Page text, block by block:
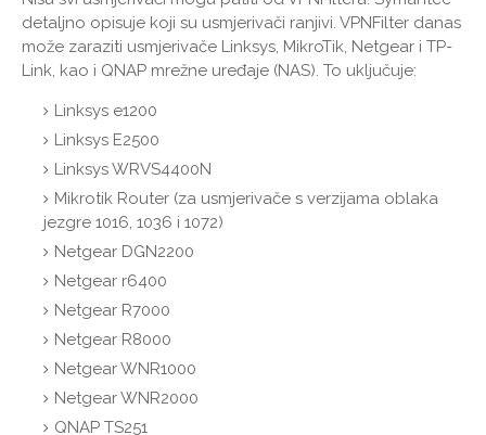
detaljno opisuje koji su usmjerivači ranjivi. VPNFilter danas
može zaraziti usmjerivače Linksys, MikroTik, Netgear i TP-
Link, kao i QNAP mrežne uređaje (NAS). To uključuje:
Linksys e1200
Linksys E2500
Linksys WRVS4400N
Mikrotik Router (za usmjerivače s verzijama oblaka
jezgre 1016, 1036 i 1072)
Netgear DGN2200
Netgear r6400
Netgear R7000
Netgear R8000
Netgear WNR1000
Netgear WNR2000
QNAP TS251